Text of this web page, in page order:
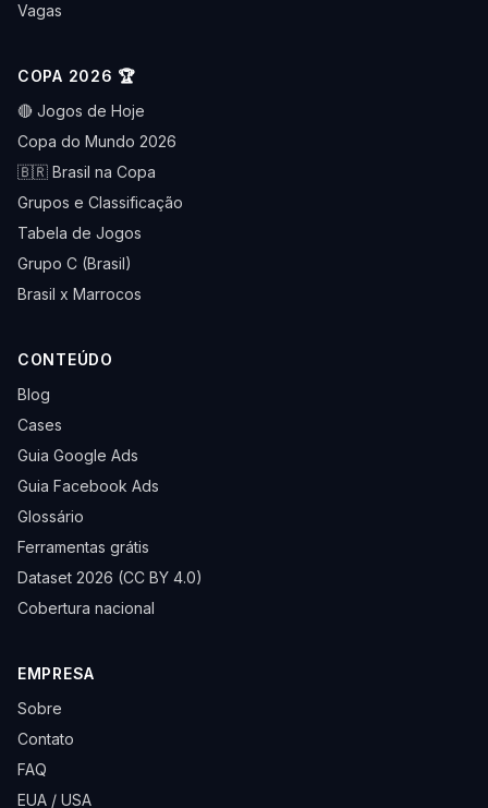
Vagas
COPA 2026 🏆
🔴 Jogos de Hoje
Copa do Mundo 2026
🇧🇷 Brasil na Copa
Grupos e Classificação
Tabela de Jogos
Grupo C (Brasil)
Brasil x Marrocos
CONTEÚDO
Blog
Cases
Guia Google Ads
Guia Facebook Ads
Glossário
Ferramentas grátis
Dataset 2026 (CC BY 4.0)
Cobertura nacional
EMPRESA
Sobre
Contato
FAQ
EUA / USA